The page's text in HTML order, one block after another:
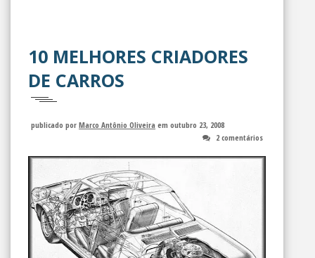
10 MELHORES CRIADORES
DE CARROS
publicado por Marco Antônio Oliveira em outubro 23, 2008
2 comentários